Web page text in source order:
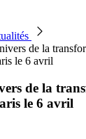
de la
le 6 avril
de la
le 6 avril